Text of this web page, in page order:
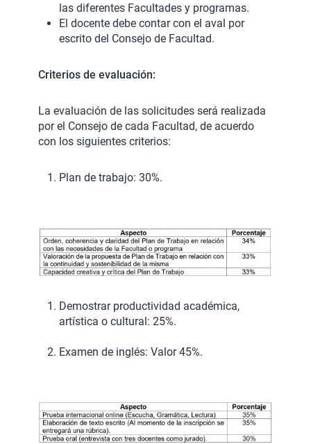
las diferentes Facultades y programas.
El docente debe contar con el aval por
escrito del Consejo de Facultad.
Criterios de evaluación:
La evaluación de las solicitudes será realizada
por el Consejo de cada Facultad, de acuerdo
con los siguientes criterios:
Plan de trabajo: 30%.
Demostrar productividad académica,
artística o cultural: 25%.
Examen de inglés: Valor 45%.